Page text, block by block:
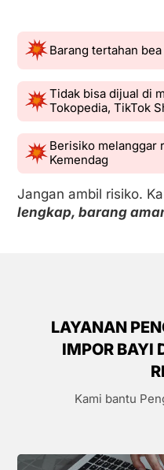
Barang tertahan
Tidak bisa dijual di
Tokopedia, TikTok
Berisiko melanggar
Kemendag
Jangan ambil risiko.
lengkap, barang
LAYANAN
IMPOR BAYI
Kami bantu